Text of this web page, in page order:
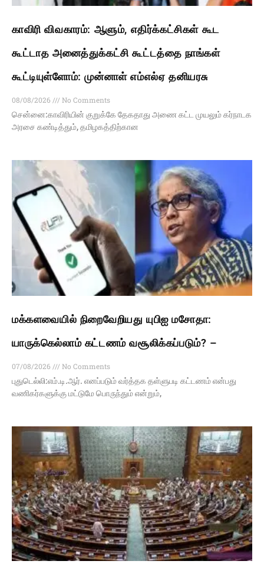
காவிரி விவகாரம்: ஆளும், எதிர்க்கட்சிகள் கூட
கூட்டாத அனைத்துக்கட்சி கூட்டத்தை நாங்கள்
கூட்டியுள்ளோம்: முன்னாள் எம்எல்ஏ தனியரசு
08/08/2026
No Comments
சென்னை:காவிரியின் குறுக்கே தேகதாது அணை கட்ட முயலும் கர்நாடக
அரசை கண்டித்தும், தமிழகத்திற்கான
மக்களவையில் நிறைவேறியது யுபிஐ மசோதா:
யாருக்கெல்லாம் கட்டணம் வசூலிக்கப்படும்? –
07/08/2026
No Comments
புதுடெல்லி:எம்.டி.ஆர். எனப்படும் வர்த்தக தள்ளுபடி கட்டணம் என்பது
வணிகர்களுக்கு மட்டுமே பொருந்தும் என்றும்,